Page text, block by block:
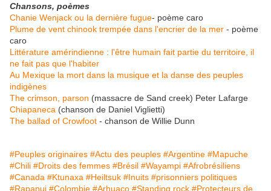
Chansons, poèmes
Chanie Wenjack ou la dernière fugue- poème caro
Plume de vent chinook trempée dans l'encrier de la mer - poème
caro
Littérature amérindienne : l'être humain fait partie du territoire, il
ne fait pas que l'habiter
Au Mexique la mort dans la musique et la danse des peuples
indigènes
The crimson, parson (massacre de Sand creek) Peter Lafarge
Chiapaneca (chanson de Daniel Viglietti)
The ballad of Crowfoot - chanson de Willie Dunn
#Peuples originaires #Actu des peuples #Argentine #Mapuche
#Chili #Droits des femmes #Brésil #Wayampi #Afrobrésiliens
#Canada #Ktunaxa #Heiltsuk #Inuits #prisonniers politiques
#Rapanui #Colombie #Arhuaco #Standing rock #Protecteurs de